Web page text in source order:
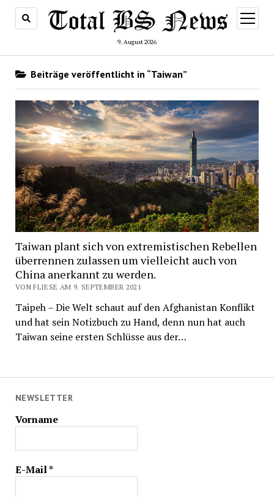
9. August 2026
Menü
öffnen
NEWSLETTER
Vorname
E-Mail*
Beiträge veröffentlicht in “Taiwan”
Taiwan plant sich von extremistischen Rebellen
überrennen zulassen um vielleicht auch von
China anerkannt zu werden.
VON FLIESE AM 9. SEPTEMBER 2021
Taipeh – Die Welt schaut auf den Afghanistan Konflikt
und hat sein Notizbuch zu Hand, denn nun hat auch
Taiwan seine ersten Schlüsse aus der…